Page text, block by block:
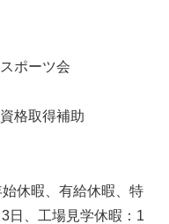
ポーツ会
格取得補助
休暇、有給休暇、特
日、工場見学休暇：1